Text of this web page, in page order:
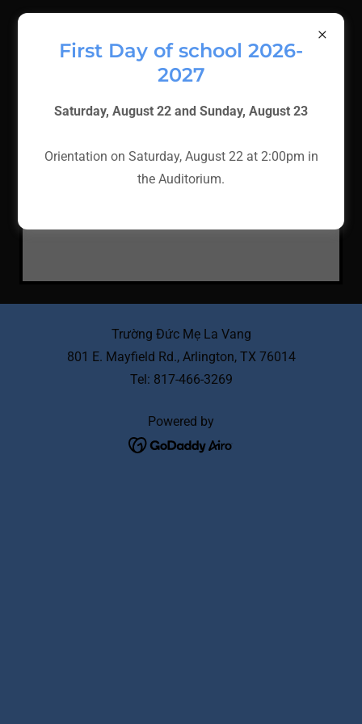
Giáo xứ Các Thánh Tử Đạo Việt Nam
Trường Đức Mẹ La Vang
801 E. Mayfield Rd., Arlington, TX 76014
Tel: 817-466-3269
Powered by
First Day of school 2026-
2027
Saturday, August 22 and Sunday, August 23
Orientation on Saturday, August 22 at 2:00pm in
the Auditorium.